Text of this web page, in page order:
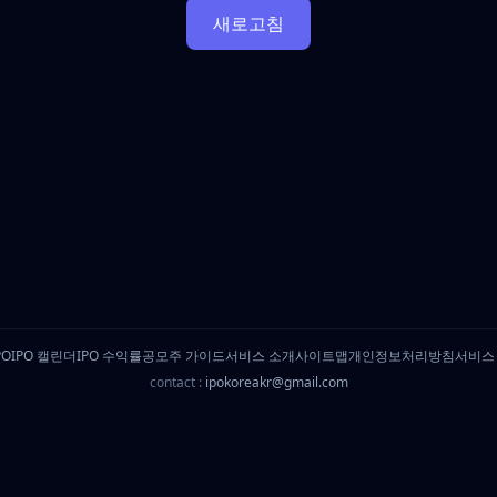
새로고침
IPO 캘린더IPO 수익률공모주 가이드서비스 소개사이트맵개인정보처리방침서비
contact : ipokoreakr@gmail.com